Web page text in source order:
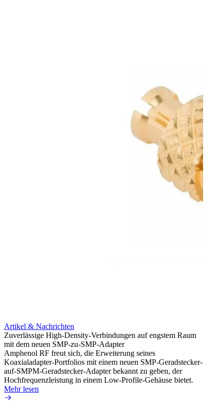
Artikel & Nachrichten
Zuverlässige High-Density-Verbindungen auf engstem Raum
mit dem neuen SMP-zu-SMP-Adapter
Amphenol RF freut sich, die Erweiterung seines
Koaxialadapter-Portfolios mit einem neuen SMP-Geradstecker-
auf-SMPM-Geradstecker-Adapter bekannt zu geben, der
Hochfrequenzleistung in einem Low-Profile-Gehäuse bietet.
Mehr lesen